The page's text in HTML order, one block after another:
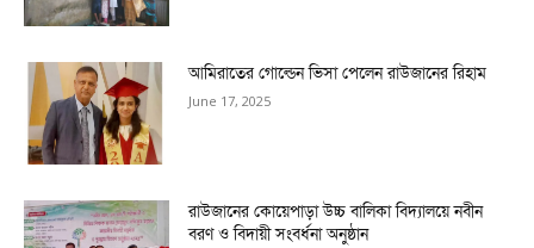
আমিরাতের গোল্ডেন ভিসা পেলেন রাউজানের রিহাম
June 17, 2025
রাউজানের কোয়েপাড়া উচ্চ বালিকা বিদ্যালয়ে নবীন
বরণ ও বিদায়ী সংবর্ধনা অনুষ্ঠান